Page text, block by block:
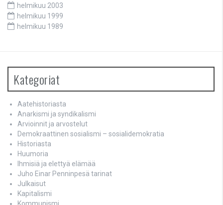
helmikuu 2003
helmikuu 1999
helmikuu 1989
Kategoriat
Aatehistoriasta
Anarkismi ja syndikalismi
Arvioinnit ja arvostelut
Demokraattinen sosialismi – sosialidemokratia
Historiasta
Huumoria
Ihmisiä ja elettyä elämää
Juho Einar Penninpesä tarinat
Julkaisut
Kapitalismi